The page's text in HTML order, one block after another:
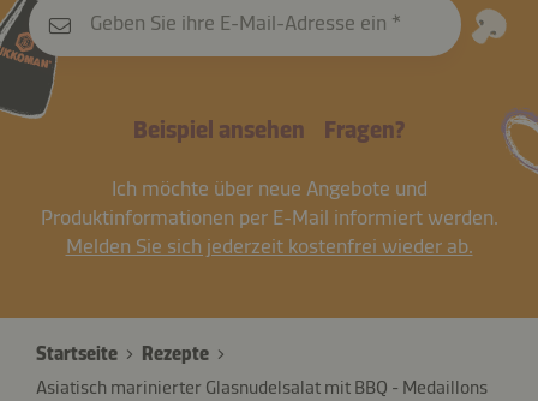
Geben Sie ihre E-Mail-Adresse ein
Beispiel ansehen Fragen?
Ich möchte über neue Angebote und
Produktinformationen per E-Mail informiert werden.
Melden Sie sich jederzeit kostenfrei wieder ab.
Startseite
Rezepte
Asiatisch marinierter Glasnudelsalat mit BBQ - Medaillons